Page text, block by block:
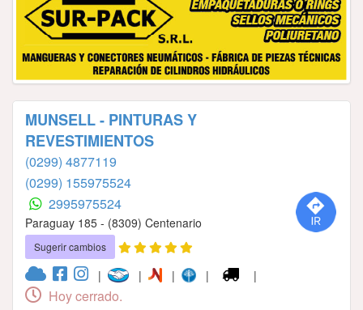
MUNSELL - PINTURAS Y
REVESTIMIENTOS
(0299) 4877119
(0299) 155975524
2995975524
Paraguay 185 - (8309) Centenario
Sugerir cambios
| | | | |
Hoy cerrado.